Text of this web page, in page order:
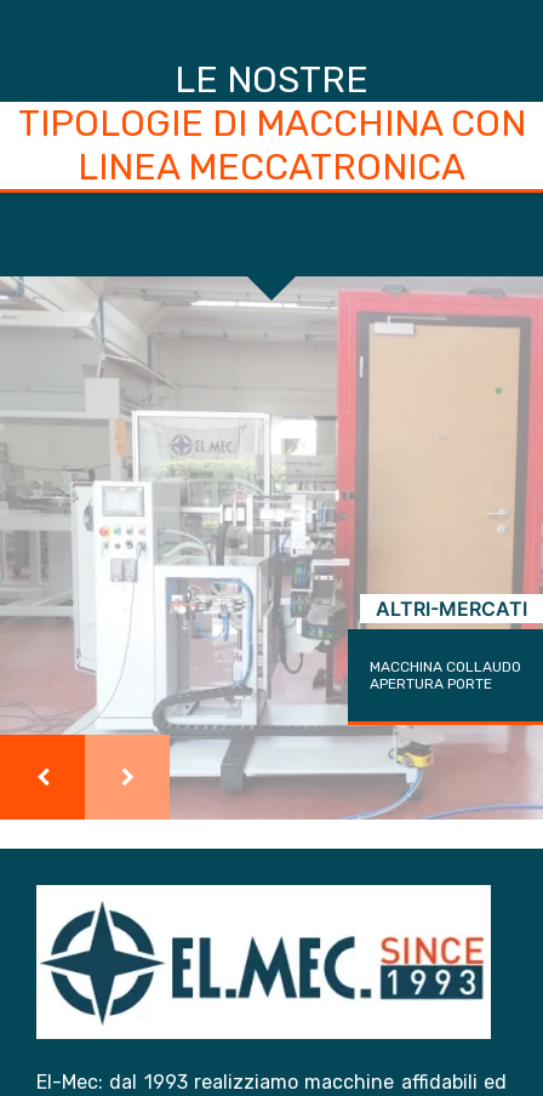
LE NOSTRE
TIPOLOGIE DI MACCHINA CON
LINEA MECCATRONICA
ALTRI-MERCATI
MACCHINA COLLAUDO
APERTURA PORTE
El-Mec: dal 1993 realizziamo macchine affidabili ed